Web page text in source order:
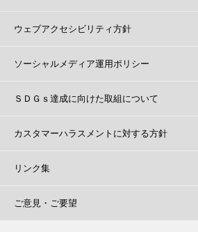
ウェブアクセシビリティ方針
ソーシャルメディア運用ポリシー
ＳＤＧｓ達成に向けた取組について
カスタマーハラスメントに対する方針
リンク集
ご意見・ご要望